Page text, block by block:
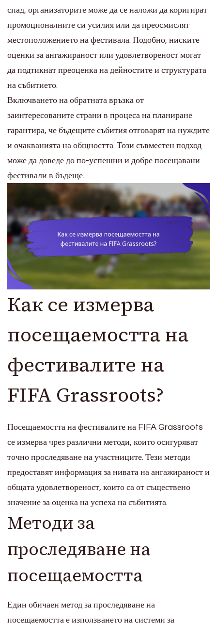
спад, организаторите може да се наложи да коригират
промоционалните си усилия или да преосмислят
местоположението на фестивала. Подобно, ниските
оценки за ангажираност или удовлетвореност могат
да подтикнат преоценка на дейностите и структурата
на събитието.
Включването на обратната връзка от
заинтересованите страни в процеса на планиране
гарантира, че бъдещите събития отговарят на нуждите
и очакванията на общността. Този съвместен подход
може да доведе до по-успешни и добре посещавани
фестивали в бъдеще.
Как се измерва
посещаемостта на
фестивалите на
FIFA Grassroots?
Посещаемостта на фестивалите на FIFA Grassroots
се измерва чрез различни методи, които осигуряват
точно проследяване на участниците. Тези методи
предоставят информация за нивата на ангажираност и
общата удовлетвореност, които са от съществено
значение за оценка на успеха на събитията.
Методи за
проследяване на
посещаемостта
Един обичаен метод за проследяване на
посещаемостта е използването на системи за